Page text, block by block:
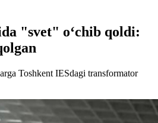
"svet" o‘chib qoldi:
Toshkent IESdagi transformator